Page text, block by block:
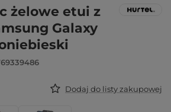
żelowe etui z
Galaxy
Dodaj do listy zakupowej